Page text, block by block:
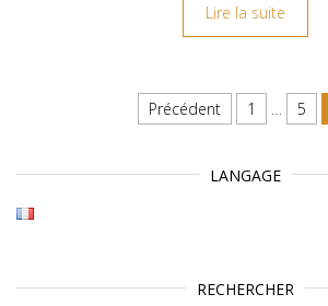
Lire la suite
Navigation des
Précédent 1 5
LANGAGE
RECHERCHER